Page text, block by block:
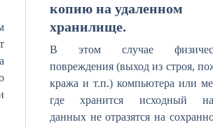
копию на удаленном
хранилище.
В этом случае
повреждения (выход из строя,
кража и т.п.) компьютера или
где хранится исходный
данных не отразятся на